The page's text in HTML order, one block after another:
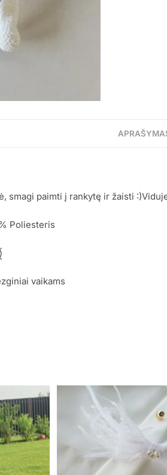
smagi paimti į rankytę ir žaisti
Poliesteris
vaikams